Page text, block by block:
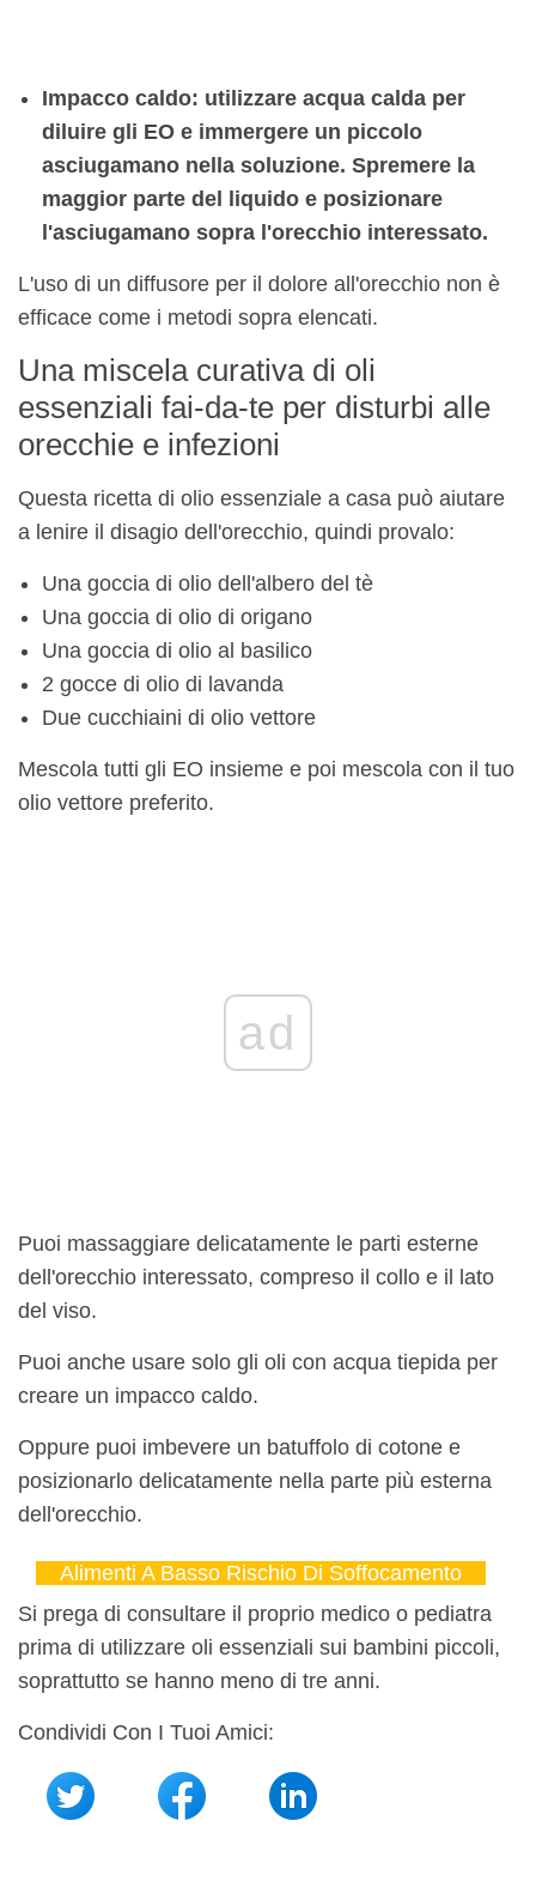
Impacco caldo: utilizzare acqua calda per
diluire gli EO e immergere un piccolo
asciugamano nella soluzione. Spremere la
maggior parte del liquido e posizionare
l'asciugamano sopra l'orecchio interessato.
L'uso di un diffusore per il dolore all'orecchio non è
efficace come i metodi sopra elencati.
Una miscela curativa di oli
essenziali fai-da-te per disturbi alle
orecchie e infezioni
Questa ricetta di olio essenziale a casa può aiutare
a lenire il disagio dell'orecchio, quindi provalo:
Una goccia di olio dell'albero del tè
Una goccia di olio di origano
Una goccia di olio al basilico
2 gocce di olio di lavanda
Due cucchiaini di olio vettore
Mescola tutti gli EO insieme e poi mescola con il tuo
olio vettore preferito.
ad
Puoi massaggiare delicatamente le parti esterne
dell'orecchio interessato, compreso il collo e il lato
del viso.
Puoi anche usare solo gli oli con acqua tiepida per
creare un impacco caldo.
Oppure puoi imbevere un batuffolo di cotone e
posizionarlo delicatamente nella parte più esterna
dell'orecchio.
Alimenti A Basso Rischio Di Soffocamento
Si prega di consultare il proprio medico o pediatra
prima di utilizzare oli essenziali sui bambini piccoli,
soprattutto se hanno meno di tre anni.
Condividi Con I Tuoi Amici: